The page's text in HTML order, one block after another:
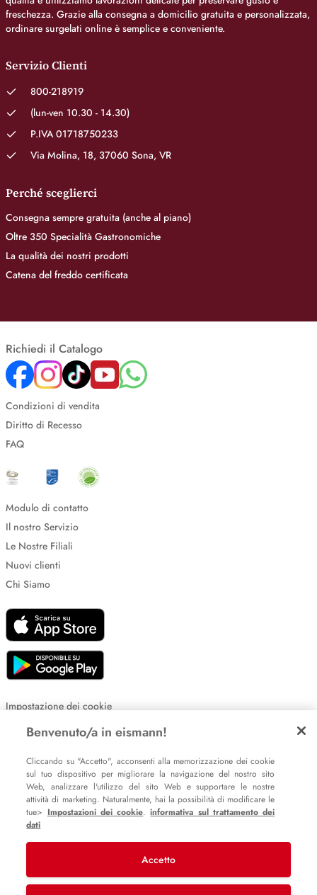
freschezza. Grazie alla consegna a domicilio gratuita e personalizzata,
ordinare surgelati online è semplice e conveniente.
Servizio Clienti
800-218919
(lun-ven 10.30 - 14.30)
P.IVA 01718750233
Via Molina, 18, 37060 Sona, VR
Perché sceglierci
Consegna sempre gratuita (anche al piano)
Oltre 350 Specialità Gastronomiche
La qualità dei nostri prodotti
Catena del freddo certificata
Richiedi il Catalogo
Condizioni di vendita
Diritto di Recesso
FAQ
Modulo di contatto
Il nostro Servizio
Le Nostre Filiali
Nuovi clienti
Chi Siamo
Impostazione dei cookie
Informative sulla privacy
© 2007 – 2026 eismann s.r.l.
Last Mile Delivery S.à r.l.
Benvenuto/a in eismann!
Cliccando su "Accetto", acconsenti alla memorizzazione dei cookie
sul tuo dispositivo per migliorare la navigazione del nostro sito
Web, analizzare l'utilizzo del sito Web e supportare le nostre
attività di marketing. Naturalmente, hai la possibilità di modificare le
tue> Impostazioni dei cookie.informativa sul trattamento dei
dati
Accetto